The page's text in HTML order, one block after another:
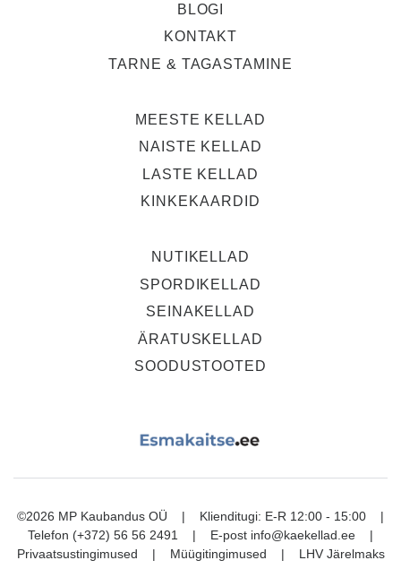
BLOGI
KONTAKT
TARNE & TAGASTAMINE
MEESTE KELLAD
NAISTE KELLAD
LASTE KELLAD
KINKEKAARDID
NUTIKELLAD
SPORDIKELLAD
SEINAKELLAD
ÄRATUSKELLAD
SOODUSTOOTED
©2026 MP Kaubandus OÜ | Klienditugi: E-R 12:00 - 15:00 |
Telefon (+372) 56 56 2491 | E-post info@kaekellad.ee |
Privaatsustingimused | Müügitingimused | LHV Järelmaks